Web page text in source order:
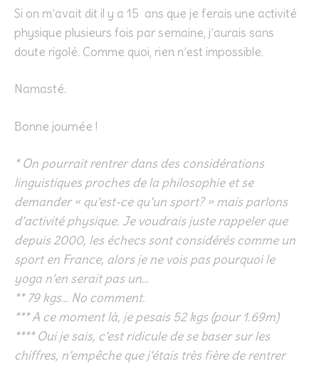
Si on m’avait dit il y a 15 ans que je ferais une activité
physique plusieurs fois par semaine, j’aurais sans
doute rigolé. Comme quoi, rien n’est impossible.
Namasté.
Bonne journée !
* On pourrait rentrer dans des considérations
linguistiques proches de la philosophie et se
demander « qu’est-ce qu’un sport? » mais parlons
d’activité physique. Je voudrais juste rappeler que
depuis 2000, les échecs sont considérés comme un
sport en France, alors je ne vois pas pourquoi le
yoga n’en serait pas un…
** 79 kgs… No comment.
*** A ce moment là, je pesais 52 kgs (pour 1.69m)
**** Oui je sais, c’est ridicule de se baser sur les
chiffres, n’empêche que j’étais très fière de rentrer